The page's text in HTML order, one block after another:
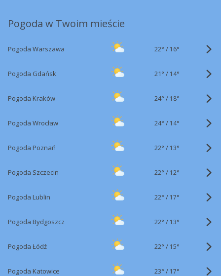
Pogoda w Twoim mieście
Pogoda Warszawa 22° / 16°
Pogoda Gdańsk 21° / 14°
Pogoda Kraków 24° / 18°
Pogoda Wrocław 24° / 14°
Pogoda Poznań 22° / 13°
Pogoda Szczecin 22° / 12°
Pogoda Lublin 22° / 17°
Pogoda Bydgoszcz 22° / 13°
Pogoda Łódź 22° / 15°
Pogoda Katowice 23° / 17°